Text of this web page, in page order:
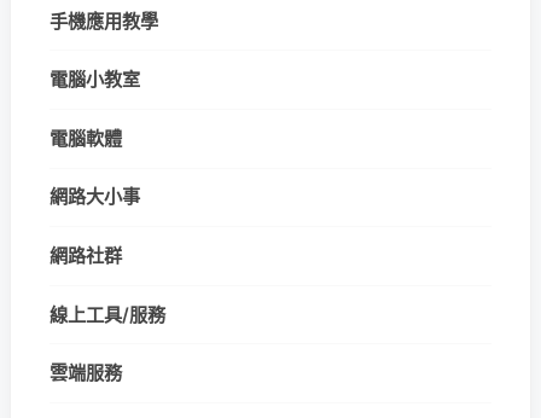
手機應用教學
電腦小教室
電腦軟體
網路大小事
網路社群
線上工具/服務
雲端服務